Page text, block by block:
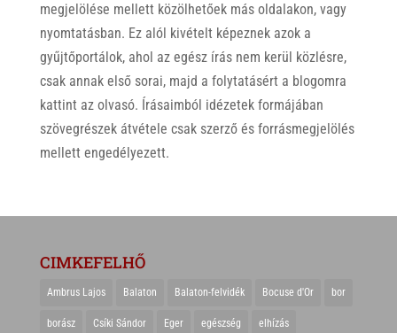
megjelölése mellett közölhetőek más oldalakon, vagy
nyomtatásban. Ez alól kivételt képeznek azok a
gyűjtőportálok, ahol az egész írás nem kerül közlésre,
csak annak első sorai, majd a folytatásért a blogomra
kattint az olvasó. Írásaimból idézetek formájában
szövegrészek átvétele csak szerző és forrásmegjelölés
mellett engedélyezett.
CIMKEFELHŐ
Ambrus Lajos Balaton Balaton-felvidék Bocuse d'Or bor
borász Csíki Sándor Eger egészség elhízás